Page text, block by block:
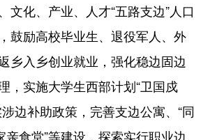
文化、产业、人才“五路支边”人口
鼓励高校毕业生、退役军人、外
乡入乡创业就业，强化稳边固边
，实施大学生西部计划“卫国戍
边补助政策，完善支边公寓、“同
亲食堂”等建设，探索实行职业边